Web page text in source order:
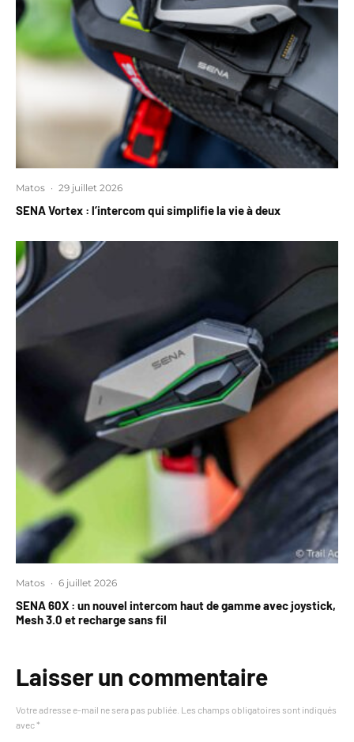
Matos · 29 juillet 2026
SENA Vortex : l’intercom qui simplifie la vie à deux
Matos · 6 juillet 2026
SENA 60X : un nouvel intercom haut de gamme avec joystick,
Mesh 3.0 et recharge sans fil
Laisser un commentaire
Votre adresse e-mail ne sera pas publiée. Les champs obligatoires sont indiqués
avec *